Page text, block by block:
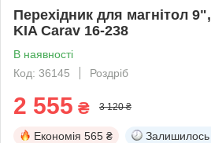
Перехідник для магнітол
KIA Carav 16-238
В наявності
Код: 36145
Роздріб
2 555 ₴ 3 120 ₴
Економія 565 ₴ Залишилось